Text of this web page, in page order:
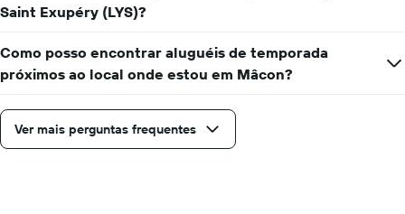
Saint Exupéry (LYS)?
Como posso encontrar aluguéis de temporada
próximos ao local onde estou em Mâcon?
Ver mais perguntas frequentes